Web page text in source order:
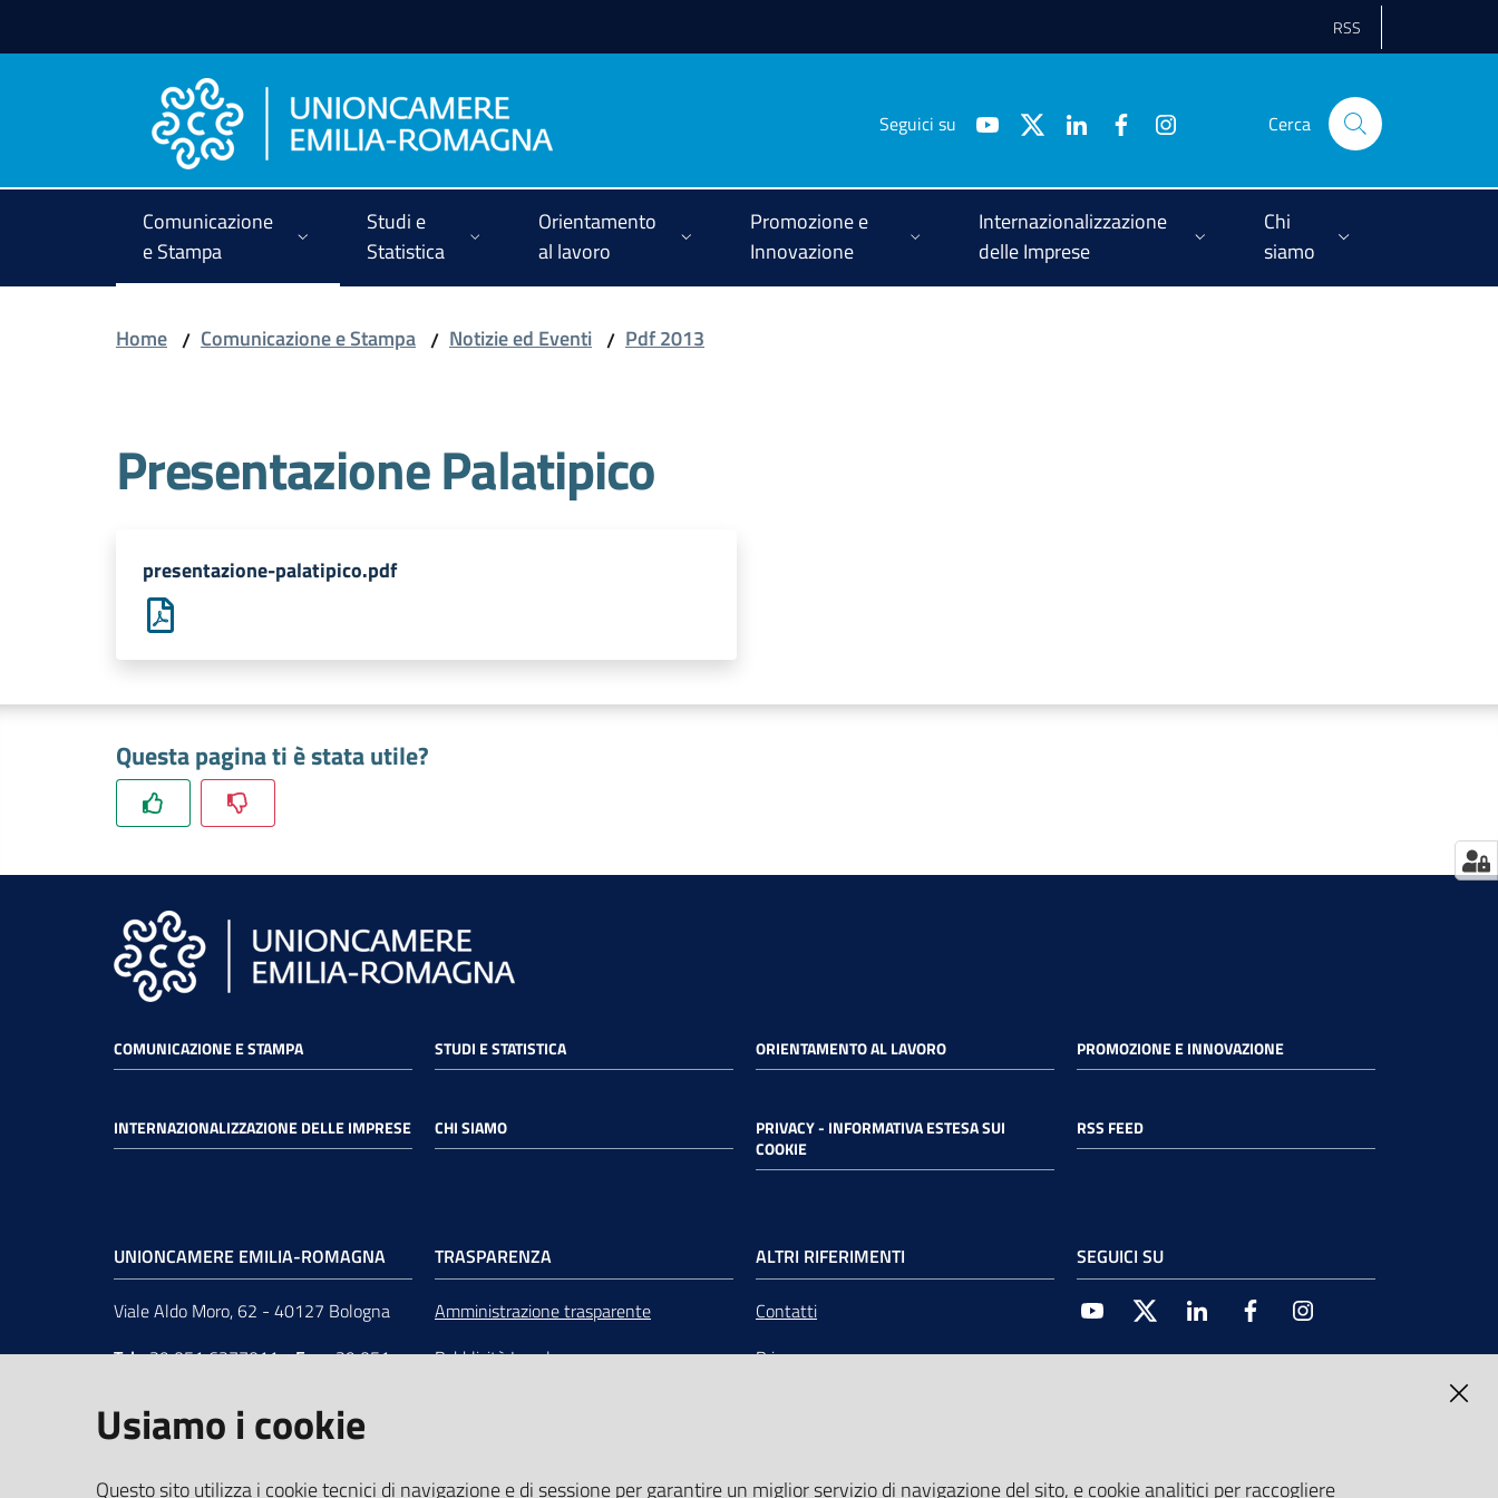
RSS
Seguici su Cerca
Comunicazione
e Stampa
Studi e
Statistica
Orientamento
al lavoro
Promozione e
Innovazione
Internazionalizzazione
delle Imprese
Chi
siamo
Home / Comunicazione e Stampa / Notizie ed Eventi / Pdf 2013
Presentazione Palatipico
presentazione-palatipico.pdf
Questa pagina ti è stata utile?
COMUNICAZIONE E STAMPA STUDI E STATISTICA ORIENTAMENTO AL LAVORO PROMOZIONE E INNOVAZIONE
INTERNAZIONALIZZAZIONE DELLE IMPRESE CHI SIAMO
PRIVACY - INFORMATIVA ESTESA SUI
COOKIE
RSS FEED
UNIONCAMERE EMILIA-ROMAGNA
Viale Aldo Moro, 62 - 40127 Bologna
Tel+39 051 6377011-Fax+39 051
e-mail:segreteria@rer.camcom.it
unioncamereemiliaromagna@legalmail.it
TRASPARENZA
Amministrazione trasparente
Pubblicità Legale
ALTRI RIFERIMENTI
Contatti
Privacy
SEGUICI SU
Youtube Twitter Linkedin Facebook
Usiamo i cookie
Questo sito utilizza i cookie tecnici di navigazione e di sessione per garantire un miglior servizio di navigazione del sito, e cookie analitici per raccogliere